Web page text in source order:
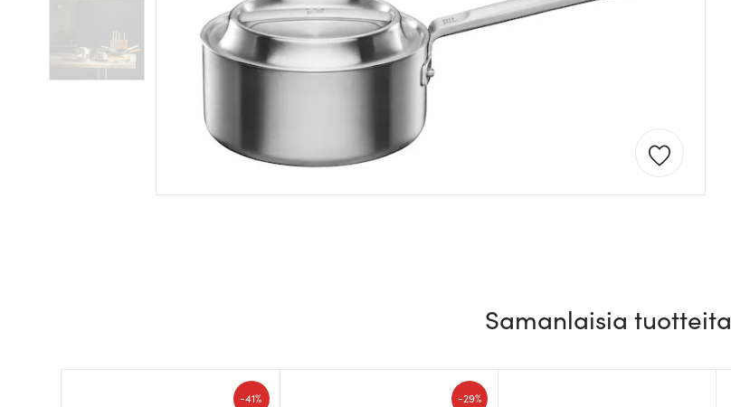
Samanlaisia tuotteita
-41% -29%